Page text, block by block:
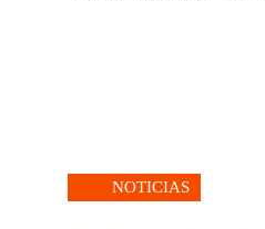
NOTICIAS